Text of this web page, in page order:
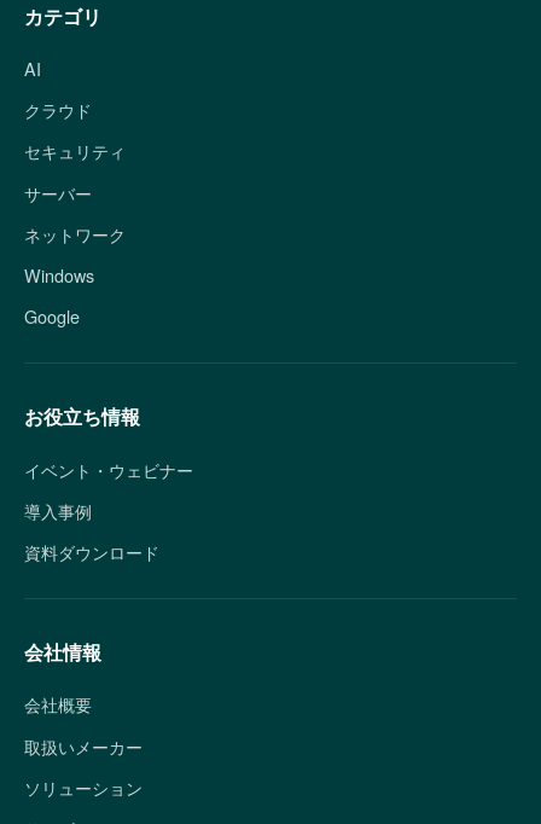
カテゴリ
AI
クラウド
セキュリティ
サーバー
ネットワーク
Windows
Google
お役立ち情報
イベント・ウェビナー
導入事例
資料ダウンロード
会社情報
会社概要
取扱いメーカー
ソリューション